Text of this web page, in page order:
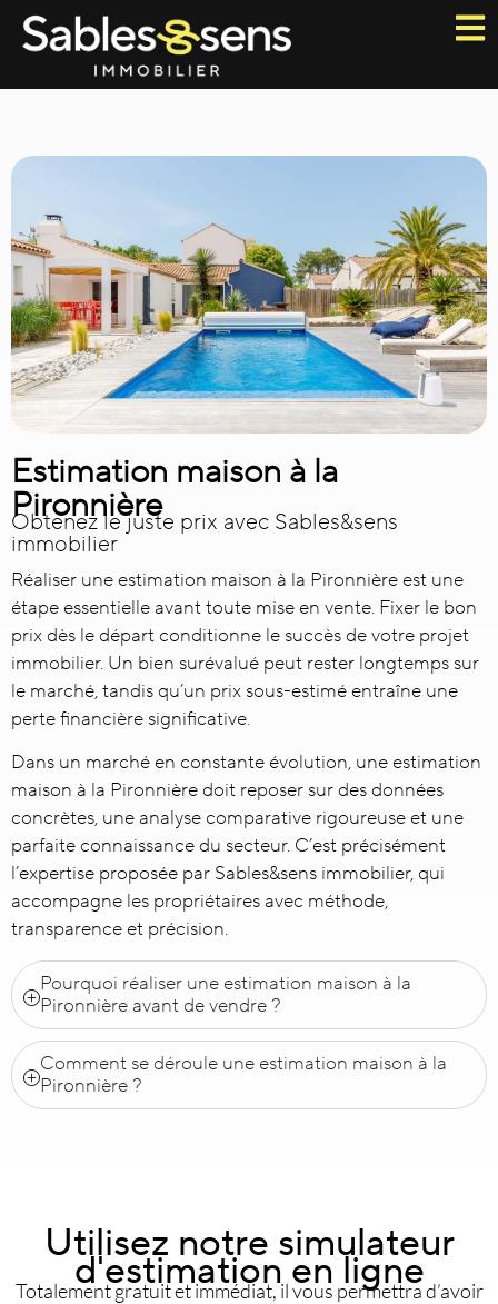
Estimation maison à la
Pironnière
Obtenez le juste prix avec Sables&sens
immobilier
Réaliser uneestimation maison à la Pironnièreest une
étape essentielle avant toute mise en vente. Fixer le bon
prix dès le départ conditionne le succès de votre projet
immobilier. Un bien surévalué peut rester longtemps sur
le marché, tandis qu’un prix sous-estimé entraîne une
perte financière significative.
Dans un marché en constante évolution, une estimation
maison à la Pironnière doit reposer sur des données
concrètes, une analyse comparative rigoureuse et une
parfaite connaissance du secteur. C’est précisément
l’expertise proposée par Sables&sens immobilier, qui
accompagne les propriétaires avec méthode,
transparence et précision.
Pourquoi réaliser une estimation maison à la
Pironnière avant de vendre ?
Comment se déroule une estimation maison à la
Pironnière ?
Utilisez notre simulateur
d'estimation en ligne
Totalement gratuit et immédiat, il vous permettra d’avoir